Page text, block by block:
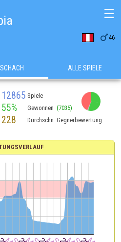
46
☰
SCHACH ALLE SPIELE
12865 Spiele
55% Gewonnen (7035)
228 Durchschn. Gegnerbewertung